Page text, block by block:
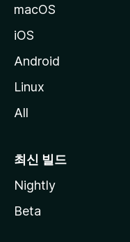
macOS
iOS
Android
Linux
All
최신 빌드
Nightly
Beta